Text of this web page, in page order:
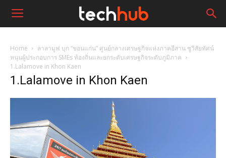
Home
ลาลามูฟ บุก “ขอนแก่น” ศูนย์กลางเศรษฐกิจแห่งภาคอีสาน ชูวิสัยทัศน์
หนุนผู้ประกอบการ SMEs ท้องถิ่นและยกระดับเศรษฐกิจระดับภูมิภาค
1.Lalamove in Khon Kaen
1.Lalamove in Khon Kaen